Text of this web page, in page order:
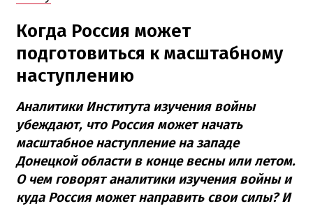
Когда Россия может
подготовиться к масштабному
наступлению
Аналитики Института изучения войны
убеждают, что Россия может начать
масштабное наступление на западе
Донецкой области в конце весны или летом.
О чем говорят аналитики изучения войны и
куда Россия может направить свои силы? И